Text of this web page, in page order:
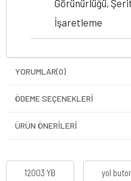
Görünürlüğü, Şerit
İşaretleme
YORUMLAR(0)
ÖDEME SEÇENEKLERI
ÜRÜN ÖNERILERI
12003 YB yol